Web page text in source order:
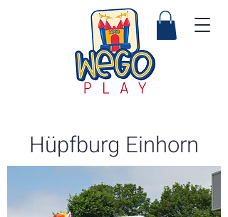
Hüpfburg Einhorn